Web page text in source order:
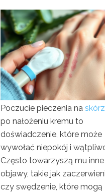
Poczucie pieczenia na
po nałożeniu kremu to
doświadczenie, które może
wywołać niepokój i
Często towarzyszą mu inne
objawy, takie jak
czy swędzenie, które mogą